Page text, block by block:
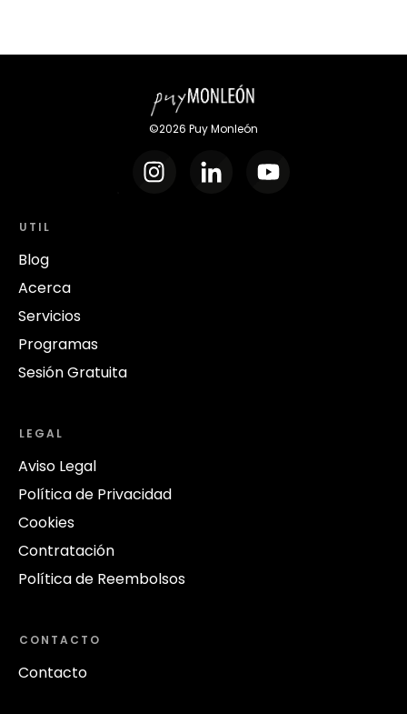
©2026 Puy Monleón
UTIL
Blog
Acerca
Servicios
Programas
Sesión Gratuita
LEGAL
Aviso Legal
Política de Privacidad
Cookies
Contratación
Política de Reembolsos
CONTACTO
Contacto